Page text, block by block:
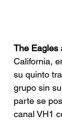
The Eagles
California,
su quinto
grupo sin
parte se
canal VH1